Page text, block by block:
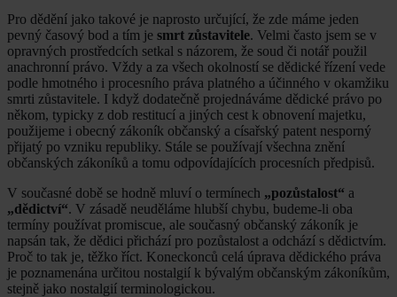
Pro dědění jako takové je naprosto určující, že zde máme jeden
pevný časový bod a tím je smrt zůstavitele. Velmi často jsem se v
opravných prostředcích setkal s názorem, že soud či notář použil
anachronní právo. Vždy a za všech okolností se dědické řízení vede
podle hmotného i procesního práva platného a účinného v okamžiku
smrti zůstavitele. I když dodatečně projednáváme dědické právo po
někom, typicky z dob restitucí a jiných cest k obnovení majetku,
použijeme i obecný zákoník občanský a císařský patent nesporný
přijatý po vzniku republiky. Stále se používají všechna znění
občanských zákoníků a tomu odpovídajících procesních předpisů.
V současné době se hodně mluví o termínech „pozůstalost“ a
„dědictví“. V zásadě neuděláme hlubší chybu, budeme-li oba
termíny používat promiscue, ale současný občanský zákoník je
napsán tak, že dědici přichází pro pozůstalost a odchází s dědictvím.
Proč to tak je, těžko říct. Koneckonců celá úprava dědického práva
je poznamenána určitou nostalgií k bývalým občanským zákoníkům,
stejně jako nostalgií terminologickou.